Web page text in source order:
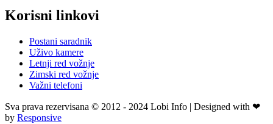
Korisni linkovi
Postani saradnik
Uživo kamere
Letnji red vožnje
Zimski red vožnje
Važni telefoni
Sva prava rezervisana © 2012 - 2024 Lobi Info | Designed with ❤
by Responsive